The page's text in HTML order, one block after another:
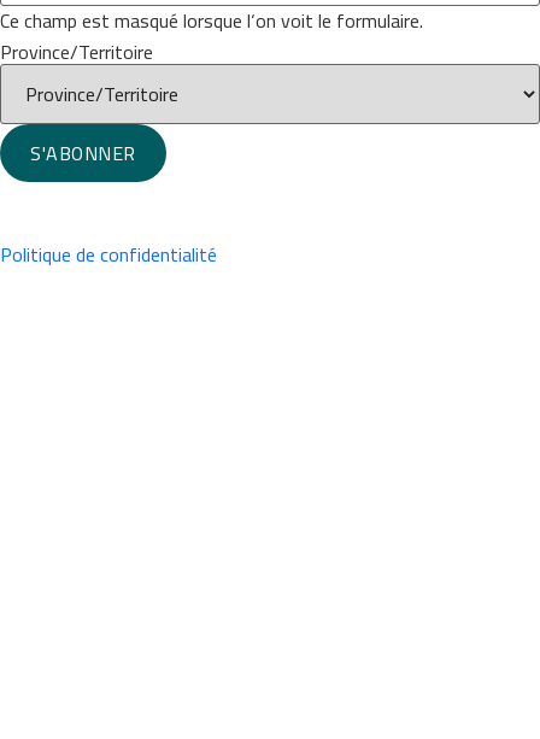
Ce champ est masqué lorsque l‘on voit le formulaire.
Province/Territoire
S'ABONNER
Politique de confidentialité